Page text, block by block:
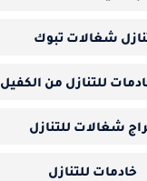
شغالات تبوك
للتنازل من الكفيل
شغالات للتنازل
خادمات للتنازل